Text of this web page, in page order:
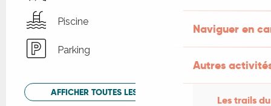
Naviguer en
Autres
Les trails
Piscine
Parking
AFFICHER TOUTES LES PRESTATIONS